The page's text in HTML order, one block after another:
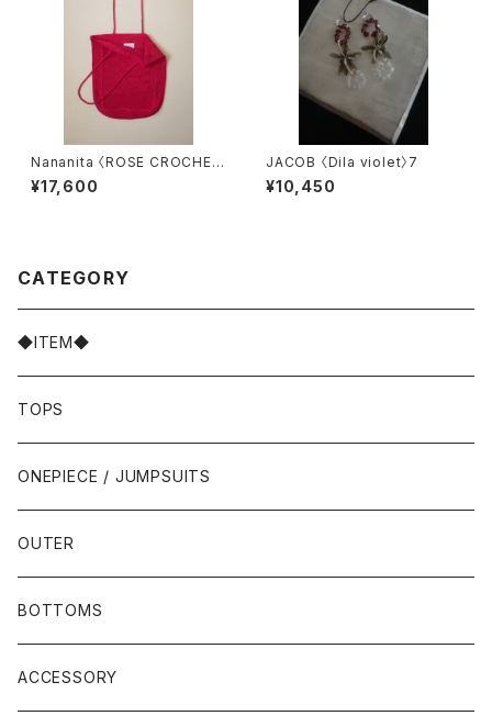
Nananita 〈ROSE CROCHET
BAG〉RUBY
¥17,600
JACOB 〈Dila violet〉7
¥10,450
CATEGORY
◆ITEM◆
TOPS
ONEPIECE / JUMPSUITS
OUTER
BOTTOMS
ACCESSORY